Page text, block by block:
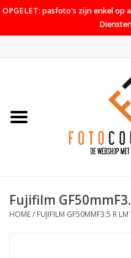
OPGELET: pasfoto's zijn enkel op
Home
PROMO
Fujifilm
HOME/ FUJIFILM GF50MMF3.5 R LM